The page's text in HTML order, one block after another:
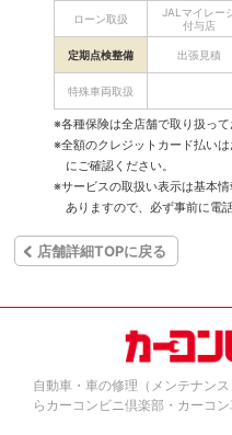
ローン取扱
JALマイレー
付与店
定期点検整備 出張見積
特殊車両取扱
※各種保険は全店舗で取り扱って
※全額のクレジットカード払い
にご確認ください。
※サービスの取扱い表示は基本
ありますので、必ず事前に電
店舗詳細TOPに戻る
自動車・車の修理（メンテナン
らカーコンビニ倶楽部・カーコ